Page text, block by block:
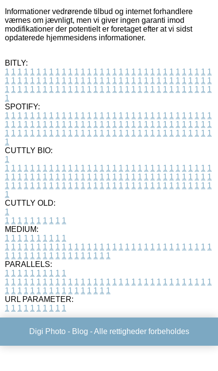
Informationer vedrørende tilbud og internet forhandlere
værnes om jævnligt, men vi giver ingen garanti imod
modifikationer der potentielt er foretaget efter at vi sidst
opdaterede hjemmesidens informationer.
BITLY:
1 1 1 1 1 1 1 1 1 1 1 1 1 1 1 1 1 1 1 1 1 1 1 1 1 1 1 1 1 1 1 1 1
1 1 1 1 1 1 1 1 1 1 1 1 1 1 1 1 1 1 1 1 1 1 1 1 1 1 1 1 1 1 1 1 1
1 1 1 1 1 1 1 1 1 1 1 1 1 1 1 1 1 1 1 1 1 1 1 1 1 1 1 1 1 1 1 1 1
1
SPOTIFY:
1 1 1 1 1 1 1 1 1 1 1 1 1 1 1 1 1 1 1 1 1 1 1 1 1 1 1 1 1 1 1 1 1
1 1 1 1 1 1 1 1 1 1 1 1 1 1 1 1 1 1 1 1 1 1 1 1 1 1 1 1 1 1 1 1 1
1 1 1 1 1 1 1 1 1 1 1 1 1 1 1 1 1 1 1 1 1 1 1 1 1 1 1 1 1 1 1 1 1
1
CUTTLY BIO:
1
1 1 1 1 1 1 1 1 1 1 1 1 1 1 1 1 1 1 1 1 1 1 1 1 1 1 1 1 1 1 1 1 1
1 1 1 1 1 1 1 1 1 1 1 1 1 1 1 1 1 1 1 1 1 1 1 1 1 1 1 1 1 1 1 1 1
1 1 1 1 1 1 1 1 1 1 1 1 1 1 1 1 1 1 1 1 1 1 1 1 1 1 1 1 1 1 1 1 1
1
CUTTLY OLD:
1
1 1 1 1 1 1 1 1 1 1
MEDIUM:
1 1 1 1 1 1 1 1 1 1
1 1 1 1 1 1 1 1 1 1 1 1 1 1 1 1 1 1 1 1 1 1 1 1 1 1 1 1 1 1 1 1 1
1 1 1 1 1 1 1 1 1 1 1 1 1 1 1 1 1
PARALLELS:
1 1 1 1 1 1 1 1 1 1
1 1 1 1 1 1 1 1 1 1 1 1 1 1 1 1 1 1 1 1 1 1 1 1 1 1 1 1 1 1 1 1 1
1 1 1 1 1 1 1 1 1 1 1 1 1 1 1 1 1
URL PARAMETER:
1 1 1 1 1 1 1 1 1 1
Digi Photo - Blog - Alle rettigheder forbeholdes